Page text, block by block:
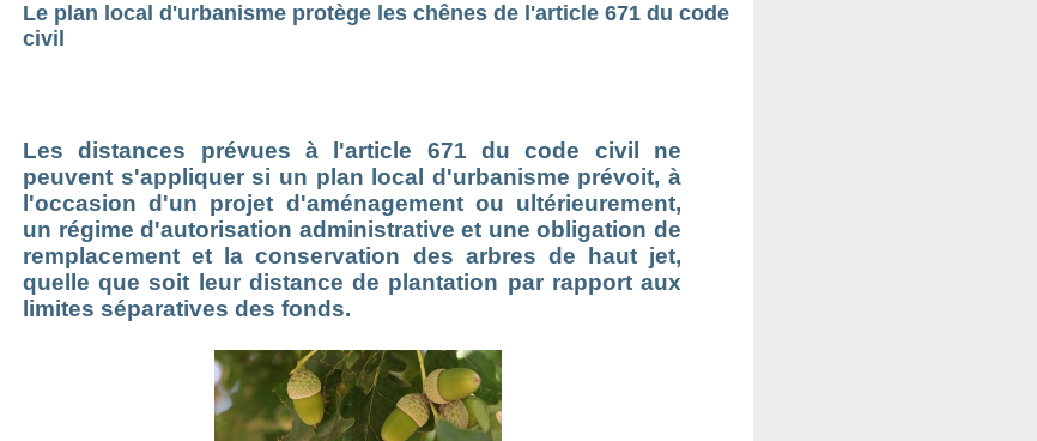
Le plan local d'urbanisme protège les chênes de l'article 671 du code
civil
Les distances prévues à l'article 671 du code civil
ne
peuvent s'appliquer si un plan local d'urbanisme prévoit, à
l'occasion d'un projet d'aménagement ou ultérieurement,
un régime d'autorisation administrative et une obligation de
remplacement et la conservation des arbres de haut jet,
quelle que soit leur distance de plantation par rapport aux
limites séparatives des fonds.